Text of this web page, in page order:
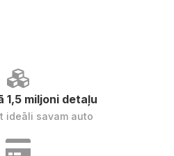
1,5 miljoni detaļu
ideāli savam auto